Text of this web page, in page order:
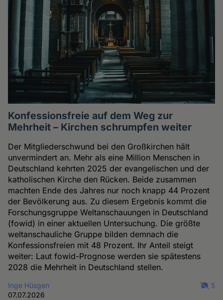
Konfessionsfreie auf dem Weg zur
Mehrheit – Kirchen schrumpfen weiter
Der Mitgliederschwund bei den Großkirchen hält
unvermindert an. Mehr als eine Million Menschen in
Deutschland kehrten 2025 der evangelischen und der
katholischen Kirche den Rücken. Beide zusammen
machten Ende des Jahres nur noch knapp 44 Prozent
der Bevölkerung aus. Zu diesem Ergebnis kommt die
Forschungsgruppe Weltanschauungen in Deutschland
(fowid) in einer aktuellen Untersuchung. Die größte
weltanschauliche Gruppe bilden demnach die
Konfessionsfreien mit 48 Prozent. Ihr Anteil steigt
weiter: Laut fowid-Prognose werden sie spätestens
2028 die Mehrheit in Deutschland stellen.
Inge Hüsgen
07.07.2026
5